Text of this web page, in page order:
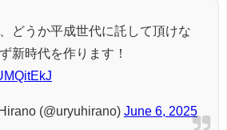
どうか平成世代に託して頂けな
新時代を作ります！
(@uryuhirano) June 6, 2025